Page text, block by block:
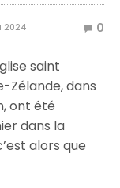
2024 0
saint
Zélande, dans
ont été
dans la
alors que